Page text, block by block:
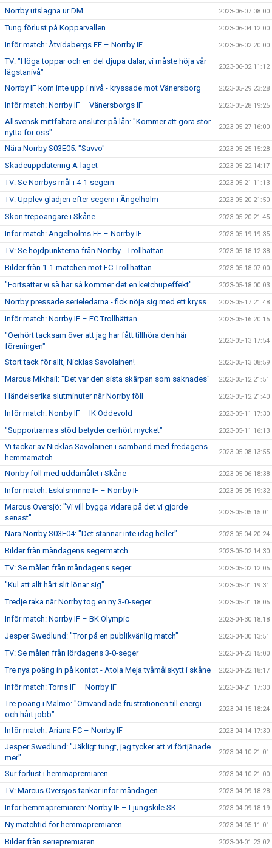
Norrby utslagna ur DM 2023-06-07 08:00
Tung förlust på Kopparvallen 2023-06-04 12:00
Inför match: Åtvidabergs FF – Norrby IF 2023-06-02 20:00
TV: "Höga toppar och en del djupa dalar, vi måste höja vår
lägstanivå"
2023-06-02 11:12
Norrby IF kom inte upp i nivå - kryssade mot Vänersborg 2023-05-29 23:28
Inför match: Norrby IF – Vänersborgs IF 2023-05-28 19:25
Allsvensk mittfältare ansluter på lån: "Kommer att göra stor
nytta för oss"
2023-05-27 16:00
Nära Norrby S03E05: "Savvo" 2023-05-25 15:28
Skadeuppdatering A-laget 2023-05-22 14:17
TV: Se Norrbys mål i 4-1-segern 2023-05-21 11:13
TV: Upplev glädjen efter segern i Ängelholm 2023-05-20 21:50
Skön trepoängare i Skåne 2023-05-20 21:45
Inför match: Ängelholms FF – Norrby IF 2023-05-19 19:35
TV: Se höjdpunkterna från Norrby - Trollhättan 2023-05-18 12:38
Bilder från 1-1-matchen mot FC Trollhättan 2023-05-18 07:00
"Fortsätter vi så här så kommer det en ketchupeffekt" 2023-05-18 00:03
Norrby pressade serieledarna - fick nöja sig med ett kryss 2023-05-17 21:48
Inför match: Norrby IF – FC Trollhättan 2023-05-16 20:15
"Oerhört tacksam över att jag har fått tillhöra den här
föreningen"
2023-05-13 17:54
Stort tack för allt, Nicklas Savolainen! 2023-05-13 08:59
Marcus Mikhail: "Det var den sista skärpan som saknades" 2023-05-12 21:51
Händelserika slutminuter när Norrby föll 2023-05-12 21:40
Inför match: Norrby IF – IK Oddevold 2023-05-11 17:30
"Supportrarnas stöd betyder oerhört mycket" 2023-05-11 16:13
Vi tackar av Nicklas Savolainen i samband med fredagens
hemmamatch
2023-05-08 13:55
Norrby föll med uddamålet i Skåne 2023-05-06 18:38
Inför match: Eskilsminne IF – Norrby IF 2023-05-05 19:32
Marcus Översjö: "Vi vill bygga vidare på det vi gjorde
senast"
2023-05-05 15:01
Nära Norrby S03E04: "Det stannar inte idag heller" 2023-05-04 20:24
Bilder från måndagens segermatch 2023-05-02 14:30
TV: Se målen från måndagens seger 2023-05-02 12:05
"Kul att allt hårt slit lönar sig" 2023-05-01 19:31
Tredje raka när Norrby tog en ny 3-0-seger 2023-05-01 18:05
Inför match: Norrby IF – BK Olympic 2023-04-30 18:18
Jesper Swedlund: "Tror på en publikvänlig match" 2023-04-30 13:51
TV: Se målen från lördagens 3-0-seger 2023-04-23 15:00
Tre nya poäng in på kontot - Atola Meja tvåmålskytt i skåne 2023-04-22 18:17
Inför match: Torns IF – Norrby IF 2023-04-21 17:30
Tre poäng i Malmö: "Omvandlade frustrationen till energi
och hårt jobb"
2023-04-15 18:24
Inför match: Ariana FC – Norrby IF 2023-04-14 17:30
Jesper Swedlund: "Jäkligt tungt, jag tycker att vi förtjänade
mer"
2023-04-10 21:01
Sur förlust i hemmapremiären 2023-04-10 21:00
TV: Marcus Översjös tankar inför måndagen 2023-04-09 18:28
Inför hemmapremiären: Norrby IF – Ljungskile SK 2023-04-09 18:19
Ny matchtid för hemmapremiären 2023-04-05 11:01
Bilder från seriepremiären 2023-04-01 23:02